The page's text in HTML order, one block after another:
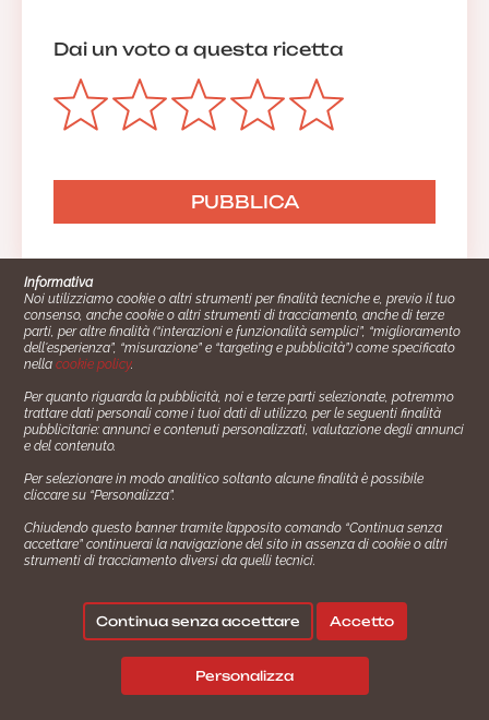
Dai un voto a questa ricetta
Cucinare.it è un marchio commerciale di Impiego24.it s.r.l.
copyright 2014 - 2024 P.IVA: 03406490130
Azienda certiﬁcata ISO 27001 numero: SNR 73140386/89/I
- Azienda certiﬁcata ISO 9001 numero: SNR
Gestione consensi e categorie merceologiche marketing
Seguici su:
Termini e Condizioni
Informativa
Noi utilizziamo cookie o altri strumenti per finalità tecniche e, previo il tuo
consenso, anche cookie o altri strumenti di tracciamento, anche di terze
parti, per altre finalità (“interazioni e funzionalità semplici”, “miglioramento
dell'esperienza”, “misurazione” e “targeting e pubblicità”) come specificato
nellacookie policy.
Per quanto riguarda la pubblicità, noi e terze parti selezionate, potremmo
trattare dati personali come i tuoi dati di utilizzo, per le seguenti finalità
pubblicitarie: annunci e contenuti personalizzati, valutazione degli annunci
e del contenuto.
Per selezionare in modo analitico soltanto alcune finalità è possibile
cliccare su “Personalizza”.
Chiudendo questo banner tramite l’apposito comando “Continua senza
accettare” continuerai la navigazione del sito in assenza di cookie o altri
strumenti di tracciamento diversi da quelli tecnici.
Personalizza
Continua senza accettare Accetto